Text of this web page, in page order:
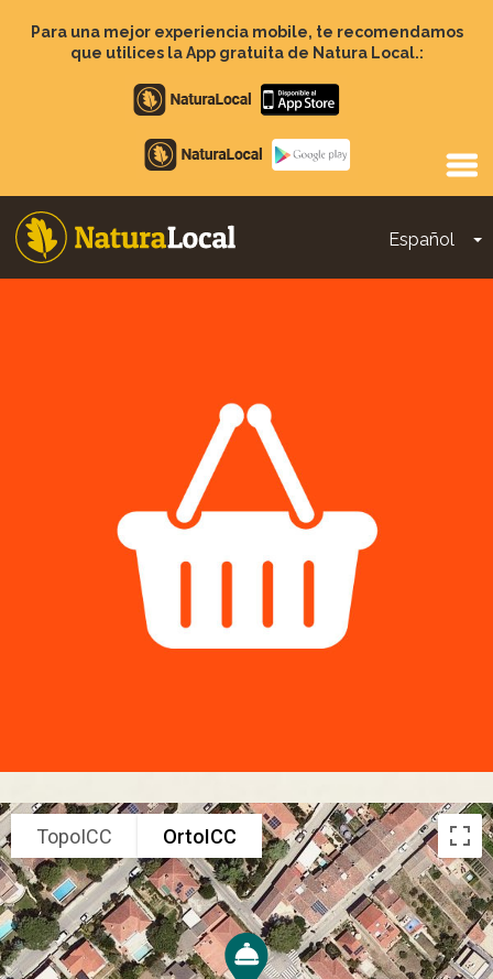
contenido
Para una mejor experiencia mobile, te recomendamos
que utilices la App gratuita de Natura Local.:
Apple
store
Google
Play
Español
Main
TopoICC OrtoICC